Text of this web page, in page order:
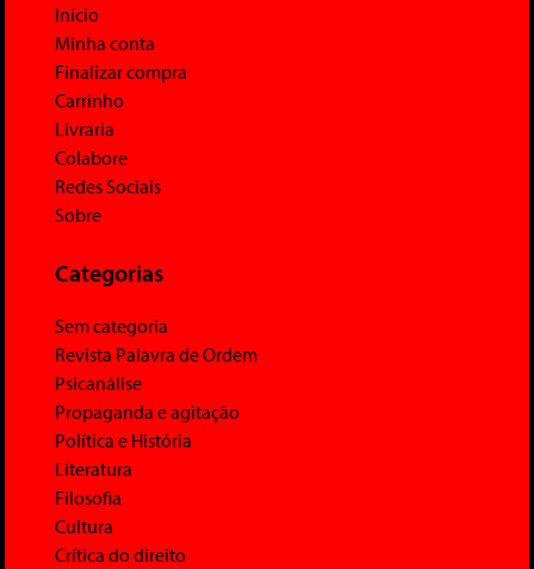
Início
Minha conta
Finalizar compra
Carrinho
Livraria
Colabore
Redes Sociais
Sobre
Categorias
Sem categoria
Revista Palavra de Ordem
Psicanálise
Propaganda e agitação
Política e História
Literatura
Filosofia
Cultura
Crítica do direito